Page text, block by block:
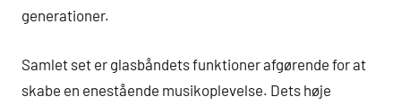
generationer.
Samlet set er glasbåndets funktioner afgørende for at
skabe en enestående musikoplevelse. Dets høje